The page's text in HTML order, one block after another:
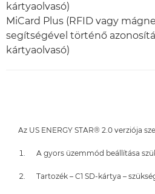
kártyaolvasó)
MiCard Plus (RFID vagy
segítségével történő
kártyaolvasó)
Az US ENERGY STAR® 2.0 verziója
A gyors üzemmód beállítása
Tartozék – C1 SD-kártya –